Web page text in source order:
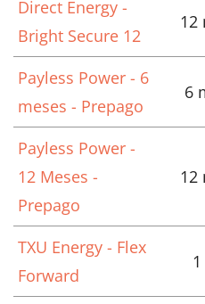
Direct Energy -
Bright Secure 12
12
Payless Power - 6
meses - Prepago
6
Payless Power -
12 Meses -
Prepago
12
TXU Energy - Flex
Forward